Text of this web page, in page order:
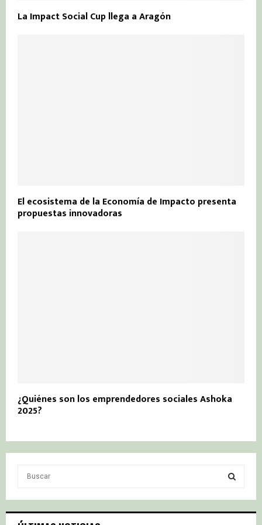
La Impact Social Cup llega a Aragón
El ecosistema de la Economía de Impacto presenta
propuestas innovadoras
¿Quiénes son los emprendedores sociales Ashoka
2025?
c
S